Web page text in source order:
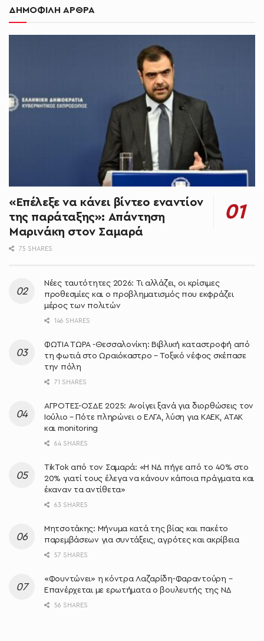
ΔΗΜΟΦΙΛΗ ΑΡΘΡΑ
«Επέλεξε να κάνει βίντεο εναντίον
της παράταξης»: Απάντηση
Μαρινάκη στον Σαμαρά
75 SHARES
Νέες ταυτότητες 2026: Τι αλλάζει, οι κρίσιμες
προθεσμίες και ο προβληματισμός που εκφράζει
μέρος των πολιτών
146 SHARES
ΦΩΤΙΑ ΤΩΡΑ -Θεσσαλονίκη: Βιβλική καταστροφή από
τη φωτιά στο Ωραιόκαστρο – Τοξικό νέφος σκέπασε
την πόλη
71 SHARES
ΑΓΡΟΤΕΣ-ΟΣΔΕ 2025: Ανοίγει ξανά για διορθώσεις τον
Ιούλιο – Πότε πληρώνει ο ΕΛΓΑ, λύση για ΚΑΕΚ, ΑΤΑΚ
και monitoring
64 SHARES
TikTok από τον Σαμαρά: «Η ΝΔ πήγε από το 40% στο
20% γιατί τους έλεγα να κάνουν κάποια πράγματα και
έκαναν τα αντίθετα»
63 SHARES
Μητσοτάκης: Μήνυμα κατά της βίας και πακέτο
παρεμβάσεων για συντάξεις, αγρότες και ακρίβεια
57 SHARES
«Φουντώνει» η κόντρα Λαζαρίδη-Φαραντούρη –
Επανέρχεται με ερωτήματα ο βουλευτής της ΝΔ
56 SHARES